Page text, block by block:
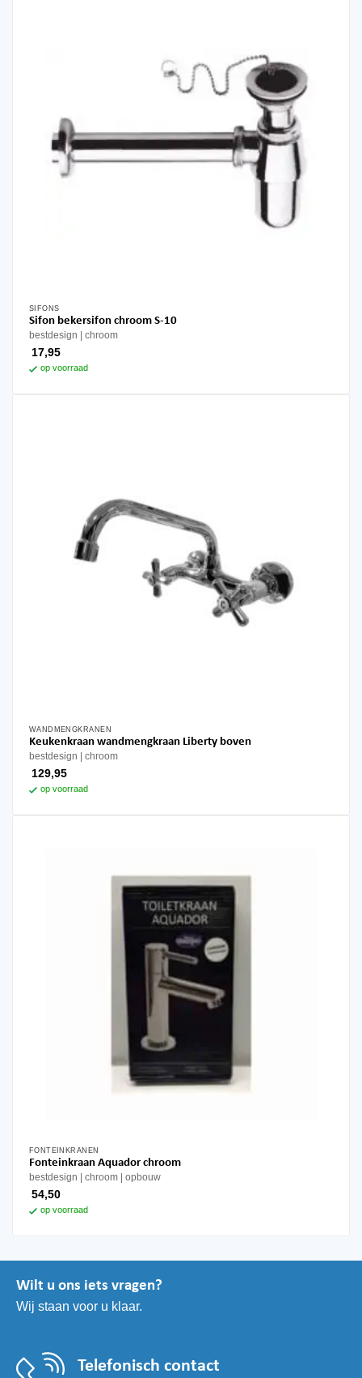
SIFONS
Sifon bekersifon chroom S-10
bestdesign chroom
17,95
op voorraad
WANDMENGKRANEN
Keukenkraan wandmengkraan Liberty boven
bestdesign chroom
129,95
op voorraad
FONTEINKRANEN
Fonteinkraan Aquador chroom
bestdesign chroom opbouw
54,50
op voorraad
Wilt u ons iets vragen?
Wij staan voor u klaar.
Telefonisch contact